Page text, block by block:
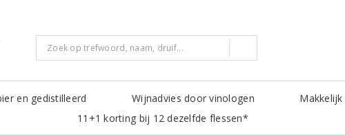
en gedistilleerd Wijnadvies door vinologen
11+1 korting bij 12 dezelfde flessen*